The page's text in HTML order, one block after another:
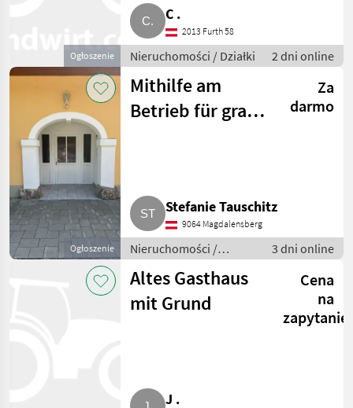
Ogłoszenie
C .
2013 Furth 58
Nieruchomości / Działki 2 dni online
Ogłoszenie
Mithilfe am
Betrieb für gratis
Za
darmo
Stefanie Tauschitz
9064 Magdalensberg
Nieruchomości /
Mieszkanie
3 dni online
Altes Gasthaus
mit Grund
Cena
na
zapytanie
J .